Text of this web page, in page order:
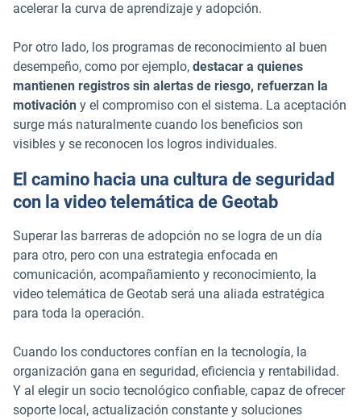
acelerar la curva de aprendizaje y adopción.
Por otro lado, los programas de reconocimiento al buen
desempeño, como por ejemplo, destacar a quienes
mantienen registros sin alertas de riesgo, refuerzan la
motivación y el compromiso con el sistema. La aceptación
surge más naturalmente cuando los beneficios son
visibles y se reconocen los logros individuales.
El camino hacia una cultura de seguridad
con la video telemática de Geotab
Superar las barreras de adopción no se logra de un día
para otro, pero con una estrategia enfocada en
comunicación, acompañamiento y reconocimiento, la
video telemática de Geotab será una aliada estratégica
para toda la operación.
Cuando los conductores confían en la tecnología, la
organización gana en seguridad, eficiencia y rentabilidad.
Y al elegir un socio tecnológico confiable, capaz de ofrecer
soporte local, actualización constante y soluciones